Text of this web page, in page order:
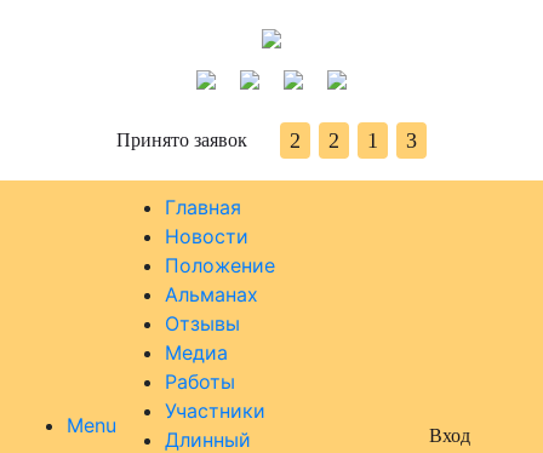
Принято заявок 2 2 1 3
Menu
Главная
Новости
Положение
Альманах
Отзывы
Медиа
Работы
Участники
Длинный
Вход